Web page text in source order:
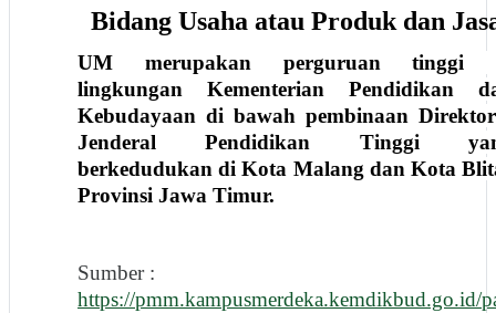
Bidang Usaha atau Produk dan
UM merupakan perguruan tinggi
lingkungan Kementerian Pendidikan
Kebudayaan di bawah pembinaan
Jenderal Pendidikan Tinggi
berkedudukan di Kota Malang dan Kota
Provinsi Jawa Timur.
Sumber :
https://